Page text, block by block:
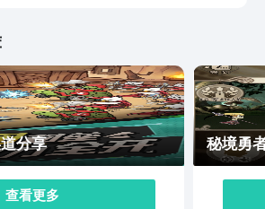
在，毕竟大家进入游戏之后，将会来
界当中。他们需要凭借情谊去走江
自己的仙途霸业。
分享
查看更多
秘境勇